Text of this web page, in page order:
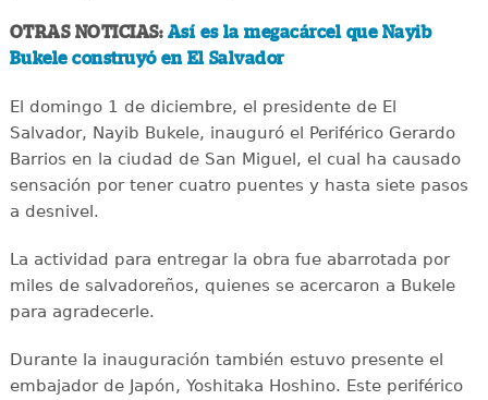
OTRAS NOTICIAS: Así es la megacárcel que Nayib
Bukele construyó en El Salvador
El domingo 1 de diciembre, el presidente de El
Salvador, Nayib Bukele, inauguró el Periférico Gerardo
Barrios en la ciudad de San Miguel, el cual ha causado
sensación por tener cuatro puentes y hasta siete pasos
a desnivel.
La actividad para entregar la obra fue abarrotada por
miles de salvadoreños, quienes se acercaron a Bukele
para agradecerle.
Durante la inauguración también estuvo presente el
embajador de Japón, Yoshitaka Hoshino. Este periférico